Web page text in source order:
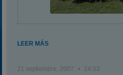
LEER MÁS
21 septiembre, 2007 14:33